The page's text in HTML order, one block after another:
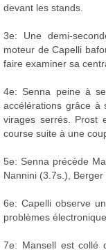
devant les stands.
3e: Une demi-
moteur de Capelli
faire examiner sa
4e: Senna peine à
accélérations grâce à
virages serrés. Prost
course suite à une
5e: Senna précède
Nannini (3.7s.),
6e: Capelli observe
problèmes
7e: Mansell est collé